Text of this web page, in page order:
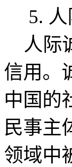
5. 人
人际
信用。
中国的
民事主
领域中